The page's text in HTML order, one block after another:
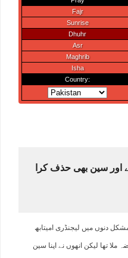
500 روپے ملے اور سین بھی حذف کرا
دنوں میں لیجنڈری امیتابھ
لیے 500 روپے معاوضہ ملا تھا لیکن انھوں نے اپنا سین